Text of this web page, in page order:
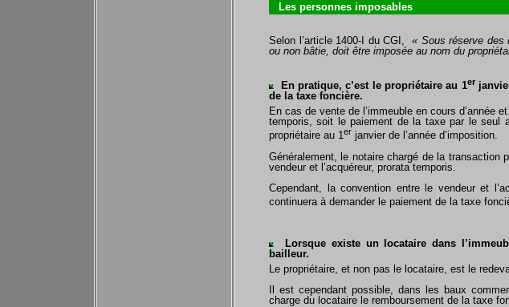
Les personnes imposables
Selon l’article 1400-I du CGI, « Sous réserve des
ou non bâtie, doit être imposée au nom du
En pratique, c’est le propriétaire au 1er
de la taxe foncière.
En cas de vente de l’immeuble en cours d’année
temporis, soit le paiement de la taxe par le seul
propriétaire au 1er janvier de l’année d’imposition.
Généralement, le notaire chargé de la transaction
vendeur et l’acquéreur, prorata temporis.
Cependant, la convention entre le vendeur et
continuera à demander le paiement de la taxe
Lorsque existe un locataire dans
bailleur.
Le propriétaire, et non pas le locataire, est le
Il est cependant possible, dans les baux
charge du locataire le remboursement de la taxe